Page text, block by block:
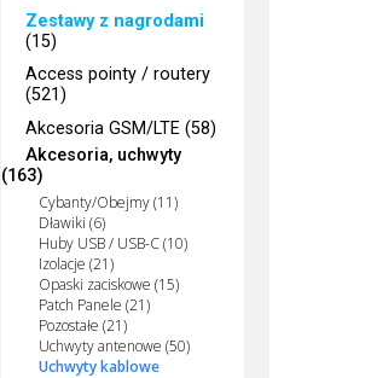
Zestawy z nagrodami
(15)
Access pointy / routery
(521)
Akcesoria GSM/LTE (58)
Akcesoria, uchwyty
(163)
Cybanty/Obejmy (11)
Dławiki (6)
Huby USB / USB-C (10)
Izolacje (21)
Opaski zaciskowe (15)
Patch Panele (21)
Pozostałe (21)
Uchwyty antenowe (50)
Uchwyty kablowe